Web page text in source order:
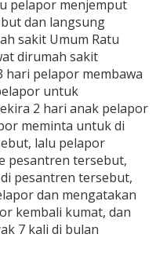
pelapor menjemput
dan langsung
sakit Umum Ratu
dirumah sakit
hari pelapor membawa
untuk
2 hari anak pelapor
meminta untuk di
lalu pelapor
pesantren tersebut,
pesantren tersebut,
dan mengatakan
kembali kumat, dan
7 kali di bulan